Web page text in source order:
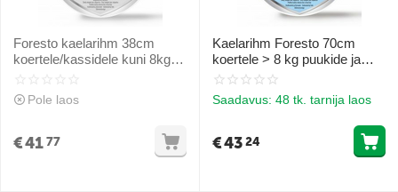
Foresto kaelarihm 38cm
koertele/kassidele kuni 8kg
1.25+0.56G/G
Pole laos
€4177
Kaelarihm Foresto 70cm
koertele > 8 kg puukide ja
kirbude vastu 4.50+2.03G/G
Saadavus: 48 tk. tarnija laos
€4324